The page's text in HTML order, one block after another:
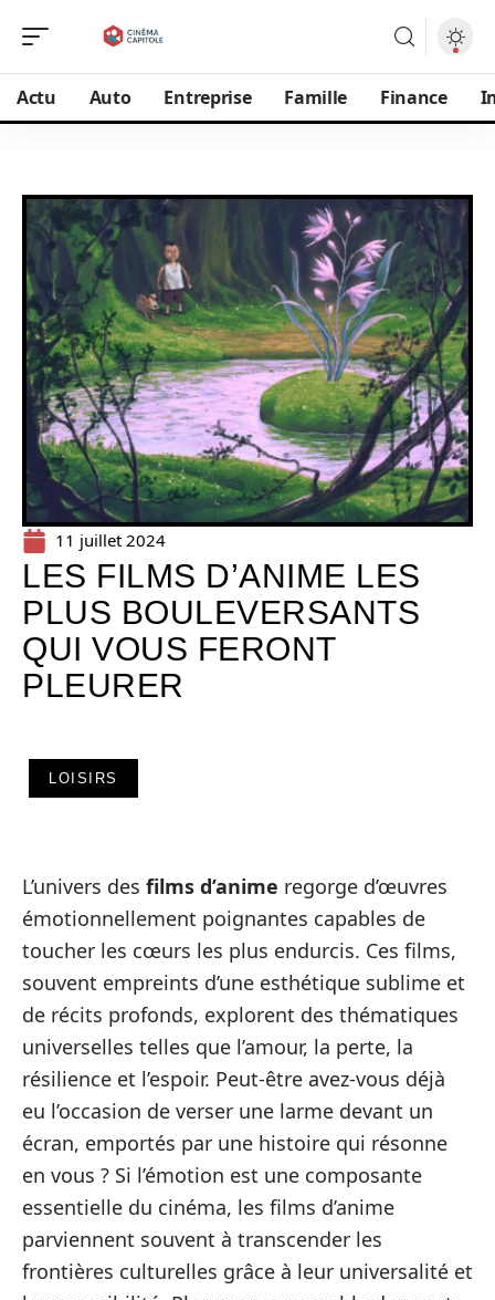
Actu Auto Entreprise Famille Finance
11 juillet 2024
LES FILMS D’ANIME LES
PLUS BOULEVERSANTS
QUI VOUS FERONT
PLEURER
LOISIRS
L’univers des films d’anime regorge d’œuvres
émotionnellement poignantes capables de
toucher les cœurs les plus endurcis. Ces films,
souvent empreints d’une esthétique sublime et
de récits profonds, explorent des thématiques
universelles telles que l’amour, la perte, la
résilience et l’espoir. Peut-être avez-vous déjà
eu l’occasion de verser une larme devant un
écran, emportés par une histoire qui résonne
en vous ? Si l’émotion est une composante
essentielle du cinéma, les films d’anime
parviennent souvent à transcender les
frontières culturelles grâce à leur universalité et